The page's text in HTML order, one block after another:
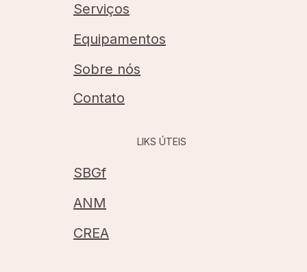
Serviços
Equipamentos
Sobre nós
Contato
LIKS ÚTEIS
SBGf
ANM
CREA